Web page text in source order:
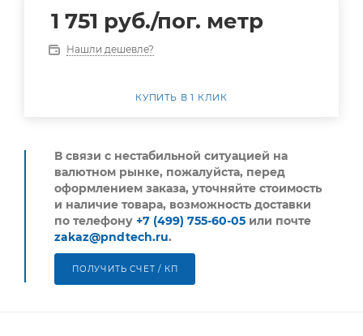
1 751 руб./пог. метр
Нашли дешевле?
КУПИТЬ В 1 КЛИК
В связи с нестабильной ситуацией на
валютном рынке, пожалуйста, перед
оформлением заказа, уточняйте стоимость
и наличие товара, возможность доставки
по телефону +7 (499) 755-60-05 или почте
zakaz@pndtech.ru.
ПОЛУЧИТЬ СЧЕТ / КП